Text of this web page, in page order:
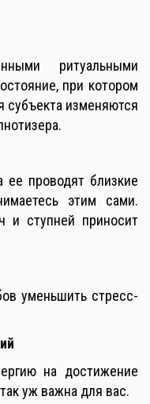
ритуальными
при котором
субъекта изменяются
ее проводят близкие
этим сами.
и ступней приносит
уменьшить стресс-
на достижение
уж важна для вас.